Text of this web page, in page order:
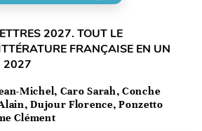
2027. TOUT LE
FRANÇAISE EN UN
2027
Michel, Caro Sarah, Conche
Dujour Florence, Ponzetto
Clément